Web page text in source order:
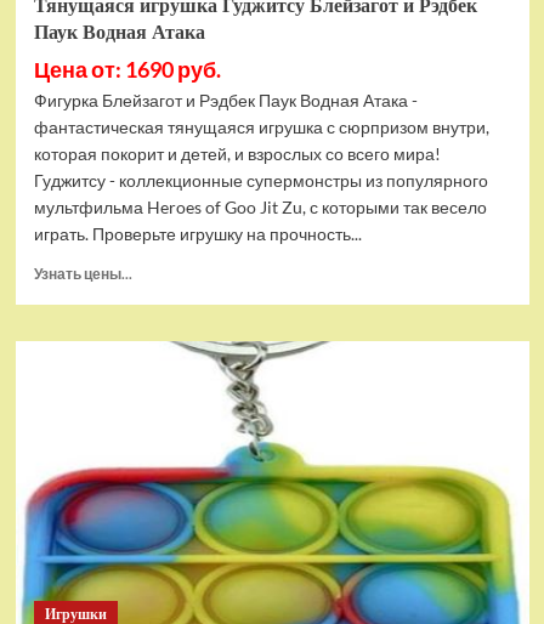
Тянущаяся игрушка Гуджитсу Блейзагот и Рэдбек
Паук Водная Атака
Цена от: 1690 руб.
Фигурка Блейзагот и Рэдбек Паук Водная Атака -
фантастическая тянущаяся игрушка с сюрпризом внутри,
которая покорит и детей, и взрослых со всего мира!
Гуджитсу - коллекционные супермонстры из популярного
мультфильма Heroes of Goo Jit Zu, с которыми так весело
играть. Проверьте игрушку на прочность...
Узнать цены...
Тянущаяся
Паук
Водная
Игрушки